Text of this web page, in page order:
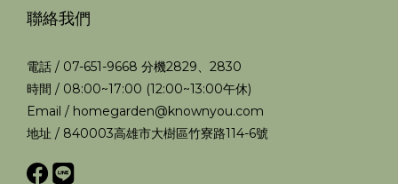
聯絡我們
電話 / 07-651-9668 分機2829、2830
時間 / 08:00~17:00 (12:00~13:00午休)
Email / homegarden@knownyou.com
地址 / 840003高雄市大樹區竹寮路114-6號